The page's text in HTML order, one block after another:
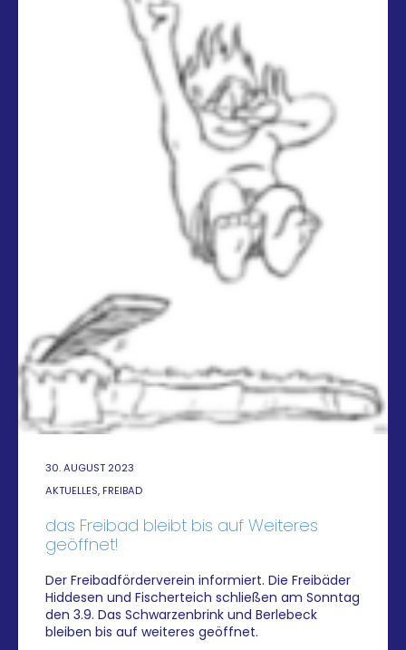
30. AUGUST 2023
AKTUELLES, FREIBAD
das Freibad bleibt bis auf Weiteres
geöffnet!
Der Freibadförderverein informiert. Die Freibäder
Hiddesen und Fischerteich schließen am Sonntag
den 3.9. Das Schwarzenbrink und Berlebeck
bleiben bis auf weiteres geöffnet.